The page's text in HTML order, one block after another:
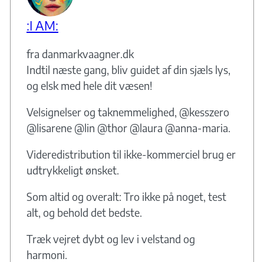
:I AM:
fra danmarkvaagner.dk
Indtil næste gang, bliv guidet af din sjæls lys,
og elsk med hele dit væsen!
Velsignelser og taknemmelighed, @kesszero
@lisarene @lin @thor @laura @anna-maria.
Videredistribution til ikke-kommerciel brug er
udtrykkeligt ønsket.
Som altid og overalt: Tro ikke på noget, test
alt, og behold det bedste.
Træk vejret dybt og lev i velstand og
harmoni.